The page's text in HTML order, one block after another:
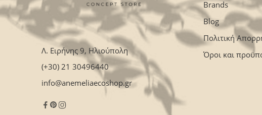
Λ. Ειρήνης 9, Ηλιούπολη
(+30) 21 30496440
info@anemeliaecoshop.gr
Brands
Blog
Πολιτική
Όροι και